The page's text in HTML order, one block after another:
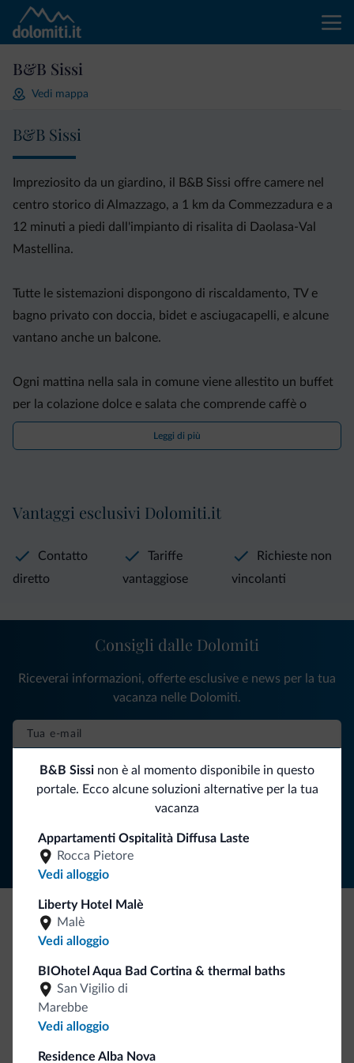
B&B Sissi
Vedi mappa
B&B Sissi
Impreziosito da un giardino, il B&B Sissi offre camere nel
centro storico di Almazzago, a 1 km da Commezzadura e a
12 minuti a piedi dall'impianto di risalita di Daolasa-Val
Mastellina.
Tutte le sistemazioni dispongono di riscaldamento, TV e
bagno privato con doccia, bidet e asciugacapelli, e alcune
vantano anche un balcone.
Ogni mattina nella sala in comune viene allestito un buffet
per la colazione dolce e salata che comprende caffè o
cappuccino appena fatti, torte caserecce, yogurt e pietanze
salate come formaggio e salumi locali.
Madonna di Campiglio e 1 ora da Trento.
Leggi di più
B&B Sissi non è al momento disponibile in questo
portale. Ecco alcune soluzioni alternative per la tua
vacanza
Appartamenti Ospitalità Diffusa Laste
Rocca Pietore
Vedi alloggio
Liberty Hotel Malè
Malè
Vedi alloggio
BIOhotel Aqua Bad Cortina & thermal baths
San Vigilio di
Marebbe
Vedi alloggio
Residence Alba Nova
Vantaggi esclusivi Dolomiti.it
Contatto
diretto
Tariffe
vantaggiose
Richieste non
vincolanti
Segui Dolomiti.it
Consigli dalle Dolomiti
Riceverai informazioni, offerte esclusive e news per la tua
vacanza nelle Dolomiti.
ISCRIVITI ALLA NEWSLETTER
Be Original, scopri la nuova collezione
Dolomiti.it!